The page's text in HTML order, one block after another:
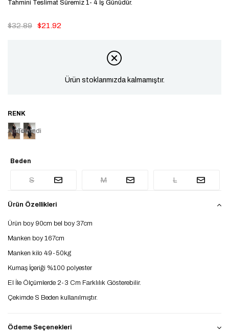
Tahmini Teslimat Süremiz 1- 4 İş Günüdür.
$32.89 $21.92
Ürün stoklarımızda kalmamıştır.
TükendiTükendi
Beden
S M L
Ürün Özellikleri
Ürün boy 90cm bel boy 37cm
Manken boy 167cm
Manken kilo 49-50kg
Kumaş İçeriği %100 polyester
El İle Ölçümlerde 2-3 Cm Farklılık Gösterebilir.
Çekimde S Beden kullanılmıştır.
Ödeme Seçenekleri